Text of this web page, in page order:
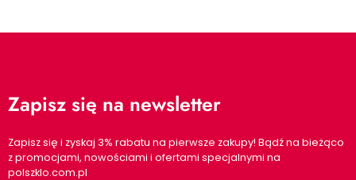
Zapisz się na newsletter
Zapisz się i zyskaj 3% rabatu na pierwsze zakupy! Bądź na bieżąco
z promocjami, nowościami i ofertami specjalnymi na
polszklo.com.pl